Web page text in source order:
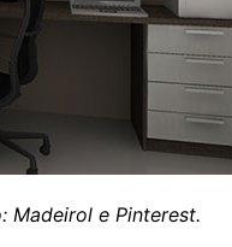
Madeirol e Pinterest.